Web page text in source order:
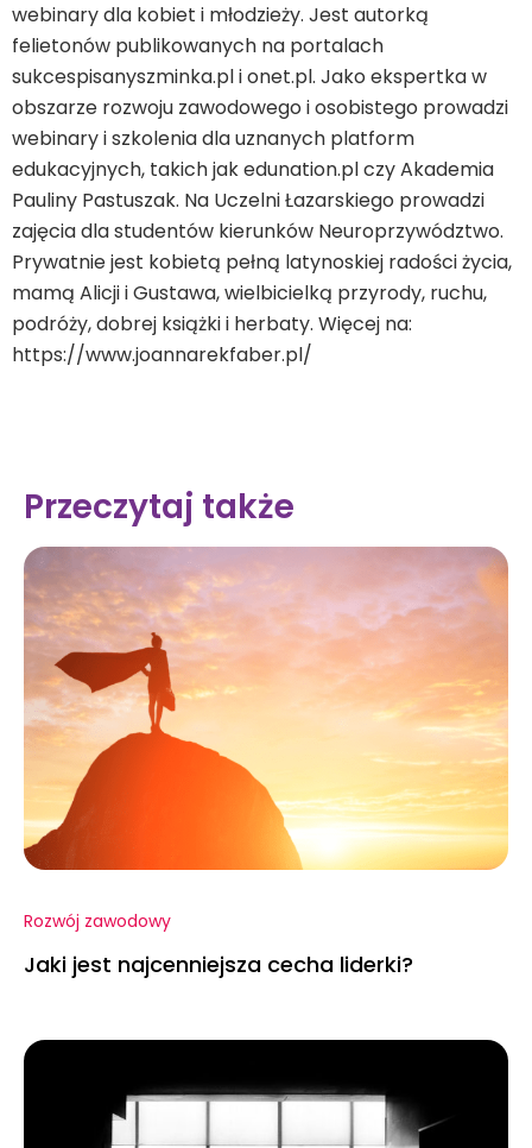
webinary dla kobiet i młodzieży. Jest autorką
felietonów publikowanych na portalach
sukcespisanyszminka.pl i onet.pl. Jako ekspertka w
obszarze rozwoju zawodowego i osobistego prowadzi
webinary i szkolenia dla uznanych platform
edukacyjnych, takich jak edunation.pl czy Akademia
Pauliny Pastuszak. Na Uczelni Łazarskiego prowadzi
zajęcia dla studentów kierunków Neuroprzywództwo.
Prywatnie jest kobietą pełną latynoskiej radości życia,
mamą Alicji i Gustawa, wielbicielką przyrody, ruchu,
podróży, dobrej książki i herbaty. Więcej na:
https://www.joannarekfaber.pl/
Przeczytaj także
Rozwój zawodowy
Jaki jest najcenniejsza cecha liderki?